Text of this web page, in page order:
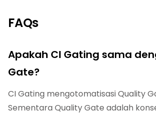
FAQs
Apakah CI Gating sama
Gate?
CI Gating mengotomatisasi Quality
Sementara Quality Gate adalah